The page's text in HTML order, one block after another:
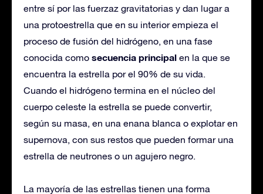
entre sí por las fuerzaz gravitatorias y dan lugar a
una protoestrella que en su interior empieza el
proceso de fusión del hidrógeno, en una fase
conocida como secuencia principal en la que se
encuentra la estrella por el 90% de su vida.
Cuando el hidrógeno termina en el núcleo del
cuerpo celeste la estrella se puede convertir,
según su masa, en una enana blanca o explotar en
supernova, con sus restos que pueden formar una
estrella de neutrones o un agujero negro.
La mayoría de las estrellas tienen una forma